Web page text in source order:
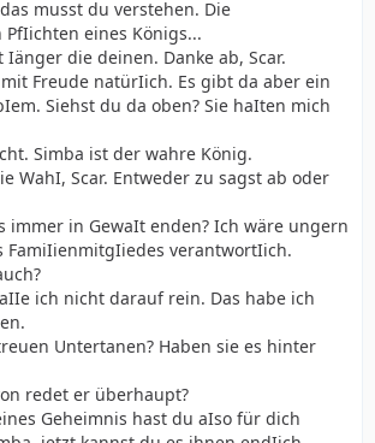
musst du verstehen. Die
eines Königs...
die deinen. Danke ab, Scar.
Freude natürIich. Es gibt da aber ein
Siehst du da oben? Sie haIten mich
Simba ist der wahre König.
WahI, Scar. Entweder zu sagst ab oder
immer in GewaIt enden? Ich wäre ungern
FamiIienmitgIiedes verantwortIich.
ich nicht darauf rein. Das habe ich
Untertanen? Haben sie es hinter
redet er überhaupt?
Geheimnis hast du aIso für dich